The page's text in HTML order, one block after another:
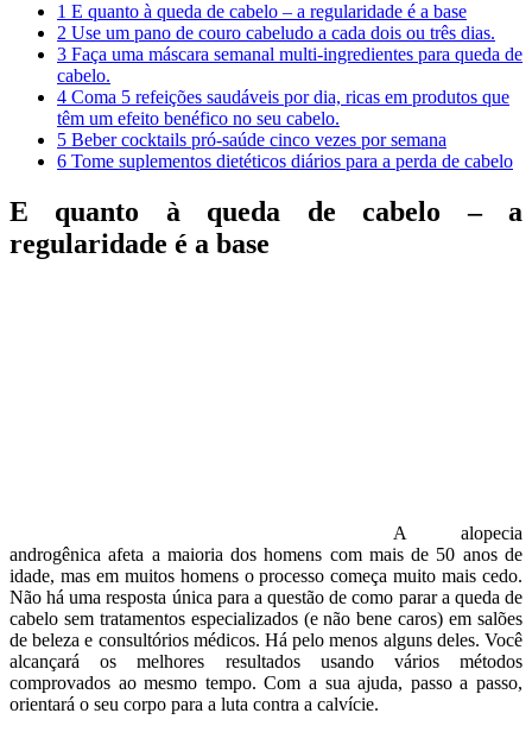
1 E quanto à queda de cabelo – a regularidade é a base
2 Use um pano de couro cabeludo a cada dois ou três dias.
3 Faça uma máscara semanal multi-ingredientes para queda de
cabelo.
4 Coma 5 refeições saudáveis por dia, ricas em produtos que
têm um efeito benéfico no seu cabelo.
5 Beber cocktails pró-saúde cinco vezes por semana
6 Tome suplementos dietéticos diários para a perda de cabelo
E quanto à queda de cabelo – a
regularidade é a base
A alopecia
androgênica afeta a maioria dos homens com mais de 50 anos de
idade, mas em muitos homens o processo começa muito mais cedo.
Não há uma resposta única para a questão de como parar a queda de
cabelo sem tratamentos especializados (e não bene caros) em salões
de beleza e consultórios médicos. Há pelo menos alguns deles. Você
alcançará os melhores resultados usando vários métodos
comprovados ao mesmo tempo. Com a sua ajuda, passo a passo,
orientará o seu corpo para a luta contra a calvície.